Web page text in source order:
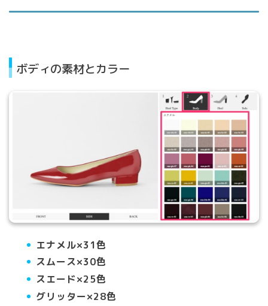
ボディの素材とカラー
エナメル×31色
スムース×30色
スエード×25色
グリッター×28色